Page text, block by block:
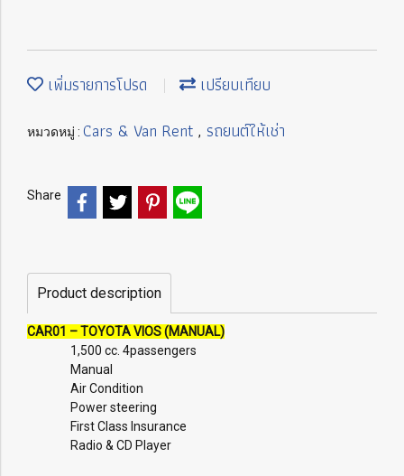
เพิ่มรายการโปรด เปรียบเทียบ
หมวดหมู่ : Cars & Van Rent , รถยนต์ให้เช่า
Share
Product description
CAR01 – TOYOTA VIOS (MANUAL)
1,500 cc. 4passengers
Manual
Air Condition
Power steering
First Class Insurance
Radio & CD Player